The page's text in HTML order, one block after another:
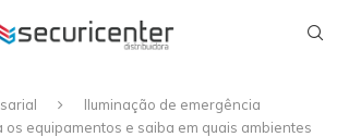
Iluminação de emergência
os equipamentos e saiba em quais ambientes